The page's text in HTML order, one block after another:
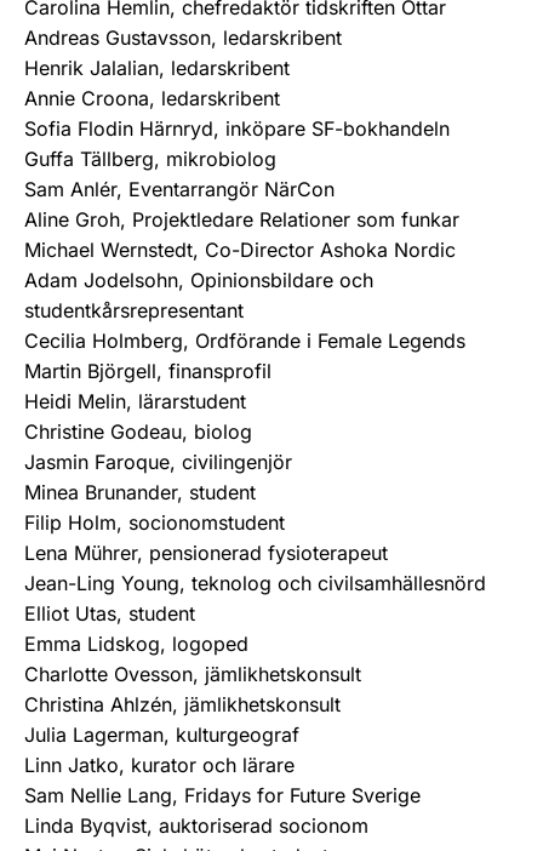
Carolina Hemlin, chefredaktör tidskriften Ottar
Andreas Gustavsson, ledarskribent
Henrik Jalalian, ledarskribent
Annie Croona, ledarskribent
Sofia Flodin Härnryd, inköpare SF-bokhandeln
Guffa Tällberg, mikrobiolog
Sam Anlér, Eventarrangör NärCon
Aline Groh, Projektledare Relationer som funkar
Michael Wernstedt, Co-Director Ashoka Nordic
Adam Jodelsohn, Opinionsbildare och
studentkårsrepresentant
Cecilia Holmberg, Ordförande i Female Legends
Martin Björgell, finansprofil
Heidi Melin, lärarstudent
Christine Godeau, biolog
Jasmin Faroque, civilingenjör
Minea Brunander, student
Filip Holm, socionomstudent
Lena Mührer, pensionerad fysioterapeut
Jean-Ling Young, teknolog och civilsamhällesnörd
Elliot Utas, student
Emma Lidskog, logoped
Charlotte Ovesson, jämlikhetskonsult
Christina Ahlzén, jämlikhetskonsult
Julia Lagerman, kulturgeograf
Linn Jatko, kurator och lärare
Sam Nellie Lang, Fridays for Future Sverige
Linda Byqvist, auktoriserad socionom